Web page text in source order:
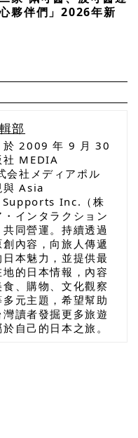
夥伴們」2026年新
部
於 2009 年 9 月 30
社 MEDIA
会社メディアポル
與 Asia
Inc.（株
インタラクション
共同營運。持續透過
內容，向旅人傳遞
本魅力，並提供最
的日本情報，內容
、購物、文化觀察
元主題，希望幫助
讀者發掘更多旅遊
自己的日本之旅。